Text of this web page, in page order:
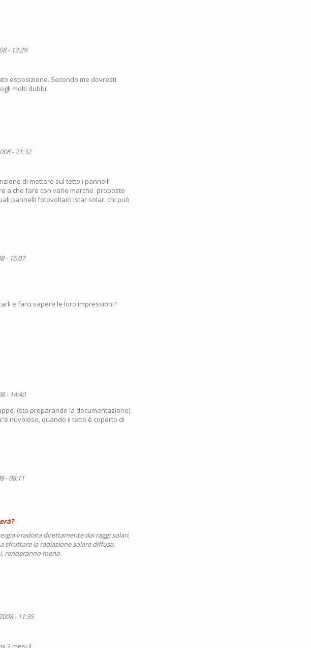
- 13:29
esposizione. Secondo me dovresti
molti dubbi.
- 21:32
di mettere sul tetto i pannelli
a che fare con varie marche proposte
pannelli fotovoltaici istar solar. chi può
- 16:07
e farci sapere le loro impressioni?
- 14:40
(sto preparando la documentazione).
nuvoloso, quando il tetto è coperto di
- 08:11
irradiata direttamente dai raggi solari,
sfruttare la radiazione solare diffusa,
renderanno meno.
- 11:35
2 mesi il